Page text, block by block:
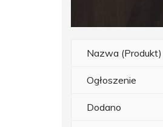
Nazwa (Produkt)
Ogłoszenie
Dodano